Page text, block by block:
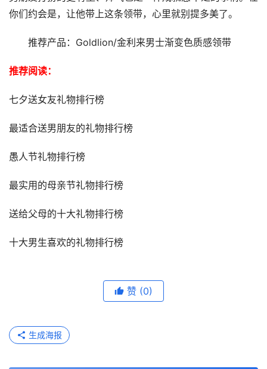
你们约会是，让他带上这条领带，心里就别提多美了。
推荐产品： Goldlion/金利来男士渐变色质感领带
推荐阅读：
七夕送女友礼物排行榜
最适合送男朋友的礼物排行榜
愚人节礼物排行榜
最实用的母亲节礼物排行榜
送给父母的十大礼物排行榜
十大男生喜欢的礼物排行榜
赞 (0)
生成海报